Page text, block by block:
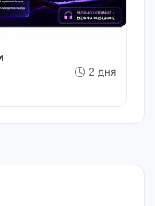
2 дня